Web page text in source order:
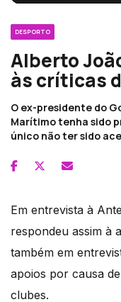
DESPORTO
Alberto
às críticas
O ex-presidente do
Marítimo tenha sido
único não ter sido
Em entrevista à
respondeu assim à
também em
apoios por causa
clubes.